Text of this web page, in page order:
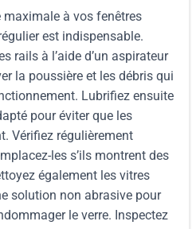
maximale à vos fenêtres
est indispensable.
rails à l’aide d’un aspirateur
la poussière et les débris qui
Lubrifiez ensuite
pour éviter que les
Vérifiez régulièrement
les s’ils montrent des
également les vitres
solution non abrasive pour
le verre. Inspectez